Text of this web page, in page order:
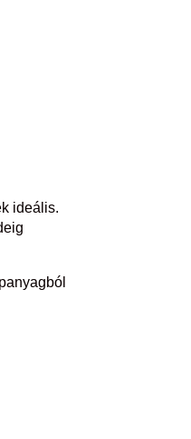
ideális.